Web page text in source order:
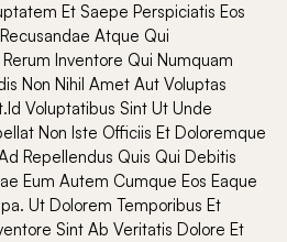
Et Saepe Perspiciatis Eos
Atque Qui
Inventore Qui Numquam
Non Nihil Amet Aut Voluptas
Voluptatibus Sint Ut Unde
Non Iste Officiis Et Doloremque
Repellendus Quis Qui Debitis
Eum Autem Cumque Eos Eaque
Ut Dolorem Temporibus Et
Sint Ab Veritatis Dolore Et